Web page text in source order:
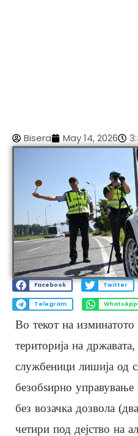
Bisera May 14, 2026
Facebook Twitter
Telegram WhatsApp
Во текот на изминатото
територија на
службеници лишија од
безобѕирно
без возачка дозвола
четири под дејство на